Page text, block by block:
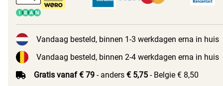
Vandaag besteld, binnen 1-3 werkdagen erna in huis
Vandaag besteld, binnen 2-4 werkdagen erna in huis
Gratis vanaf € 79 - anders € 5,75 - Belgie € 8,50